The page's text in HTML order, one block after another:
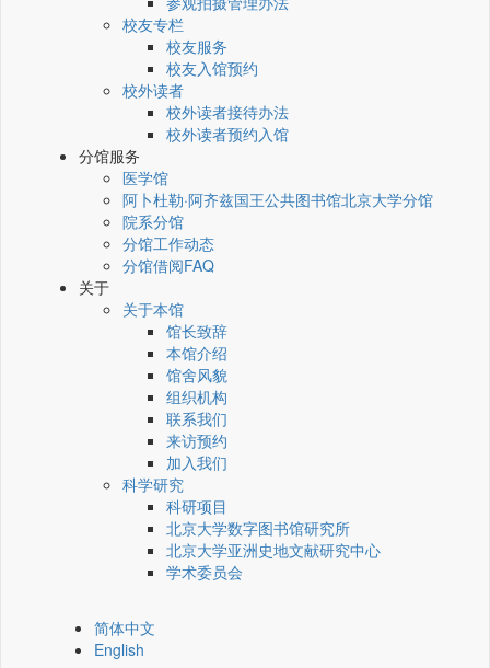
校友专栏
校友服务
校友入馆预约
校外读者
校外读者接待办法
校外读者预约入馆
分馆服务
医学馆
阿卜杜勒·阿齐兹国王公共图书馆北京大学分馆
院系分馆
分馆工作动态
分馆借阅FAQ
关于
关于本馆
馆长致辞
本馆介绍
馆舍风貌
组织机构
联系我们
来访预约
加入我们
科学研究
科研项目
北京大学数字图书馆研究所
北京大学亚洲史地文献研究中心
学术委员会
简体中文
English